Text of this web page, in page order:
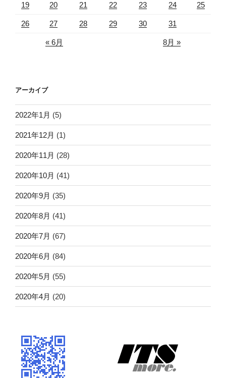
19 20 21 22 23 24 25
26 27 28 29 30 31
« 6月 8月 »
アーカイブ
2022年1月 (5)
2021年12月 (1)
2020年11月 (28)
2020年10月 (41)
2020年9月 (35)
2020年8月 (41)
2020年7月 (67)
2020年6月 (84)
2020年5月 (55)
2020年4月 (20)